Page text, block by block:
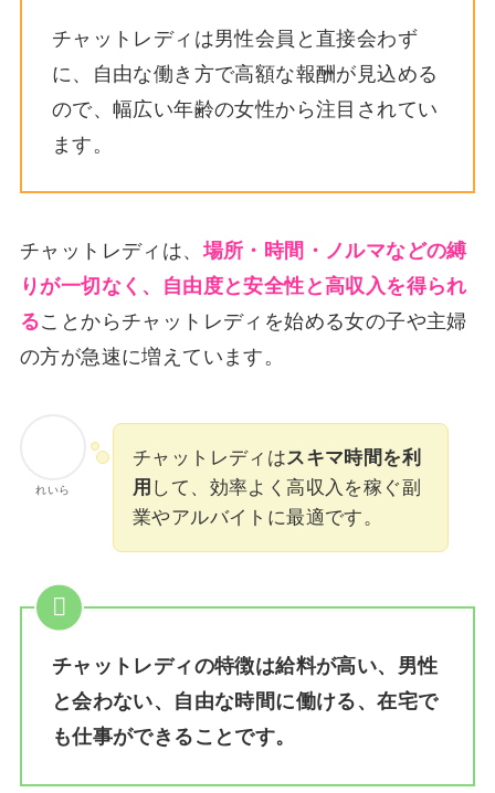
チャットレディは男性会員と直接会わず
に、自由な働き方で高額な報酬が見込める
ので、幅広い年齢の女性から注目されてい
ます。
チャットレディは、場所・時間・ノルマなどの縛
りが一切なく、自由度と安全性と高収入を得られ
ることからチャットレディを始める女の子や主婦
の方が急速に増えています。
れいら
チャットレディはスキマ時間を利
用 して、効率よく高収入を稼ぐ副
業やアルバイトに最適です。
チャットレディの特徴は給料が高い、男性
と会わない、自由な時間に働ける、在宅で
も仕事ができることです。